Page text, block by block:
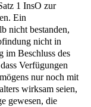
1 InsO zur
Ein
nicht bestanden,
nicht in
im Beschluss des
Verfügungen
nur noch mit
wirksam seien,
gewesen, die